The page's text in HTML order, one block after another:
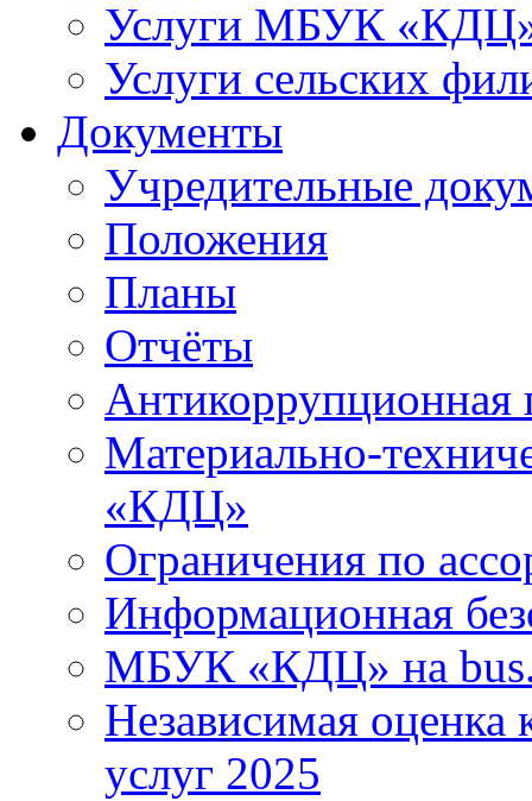
Услуги МБУК
Услуги сельских
Документы
Учредительные
Положения
Планы
Отчёты
Антикоррупционная
Материально-
«КДЦ»
Ограничения по
Информационная
МБУК «КДЦ» на
Независимая оценка
услуг 2025